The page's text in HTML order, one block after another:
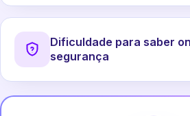
Dificuldade para saber
segurança